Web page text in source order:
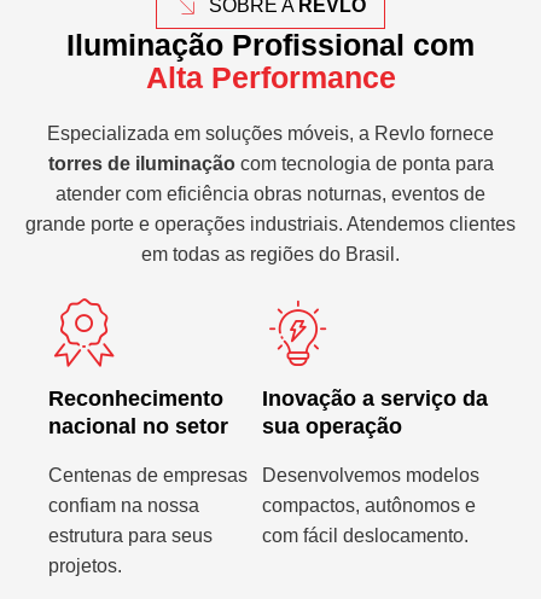
SOBRE A REVLO
Iluminação Profissional com
Alta Performance
Especializada em soluções móveis, a Revlo fornece
torres de iluminaçãocom tecnologia de ponta para
atender com eficiência obras noturnas, eventos de
grande porte e operações industriais. Atendemos clientes
em todas as regiões do Brasil.
Reconhecimento
nacional no setor
Centenas de empresas
confiam na nossa
estrutura para seus
projetos.
Inovação a serviço da
sua operação
Desenvolvemos modelos
compactos, autônomos e
com fácil deslocamento.